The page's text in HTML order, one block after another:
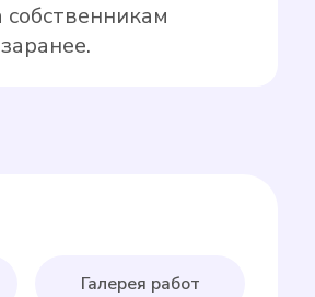
собственникам
Галерея работ